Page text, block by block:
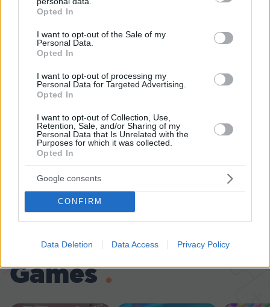
grant or deny consent to Google and its third-party tags to
use your data for below specified purposes in below Google
consent section.
Opted In
I want to opt-out of the Sale of my
Personal Data.
Opted In
I want to opt-out of processing my
Personal Data for Targeted Advertising.
Opted In
I want to opt-out of Collection, Use,
Retention, Sale, and/or Sharing of my
Personal Data that Is Unrelated with the
Purposes for which it was collected.
Opted In
Google consents
CONFIRM
Data Deletion Data Access Privacy Policy
Σαρακήνικο: Χειριστής και ιδιοκτήτης
έστειλαν δικηγόρο και «κινδυνεύουν»
με ένα πρόστιμο
10.08.2026, 11:46 84
Καρυστιανού: Περιμένω αποδείξεις
από τον Αυγερινό, θα υπάρξουν
νομικές συνέπειες για όσους δεν
εξηγήσουν όσα λένε
10.08.2026, 08:45
Games